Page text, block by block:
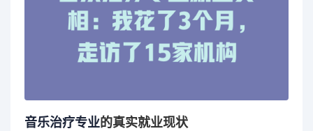
音乐治疗专业的真实就业现状